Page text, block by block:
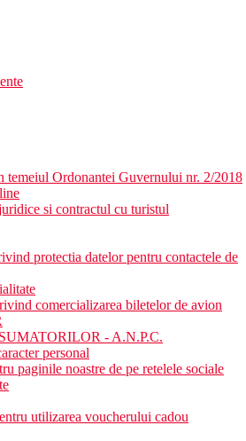
de biciclete, sporturi nautice pe Ile aux
la Ion Club din apropiere din
barci cu motor, pescuit
de la 3-12 ani, piscina pentru copii.
in restaurantul principal
restaurantul principal sau chioscul Taba-
meniu va la carte la restaurantul Kot
locale dulci la chioscul Taba-J
si nealcoolice de productie locala (11.00-
(unele bauturi pot fi contra cost)
o excursie
masaje intre orele 09:00-14:00 (sejur
temeiul Ordonantei Guvernului nr. 2/2018
si contractul cu turistul
protectia datelor pentru contactele de
comercializarea biletelor de avion
- A.N.P.C.
personal
paginile noastre de pe retelele sociale
utilizarea voucherului cadou